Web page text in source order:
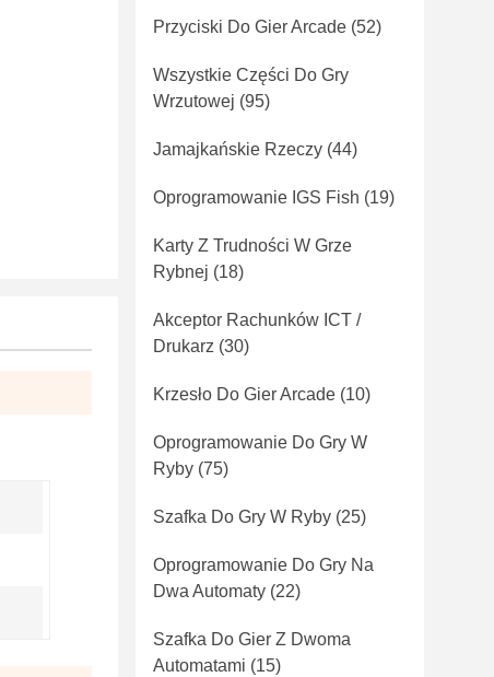
Przyciski Do Gier Arcade (52)
Wszystkie Części Do Gry
Wrzutowej (95)
Jamajkańskie Rzeczy (44)
Oprogramowanie IGS Fish (19)
Karty Z Trudności W Grze
Rybnej (18)
Akceptor Rachunków ICT /
Drukarz (30)
Krzesło Do Gier Arcade (10)
Oprogramowanie Do Gry W
Ryby (75)
Szafka Do Gry W Ryby (25)
Oprogramowanie Do Gry Na
Dwa Automaty (22)
Szafka Do Gier Z Dwoma
Automatami (15)